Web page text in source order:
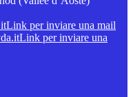
Link per inviare una mail
Link per inviare una